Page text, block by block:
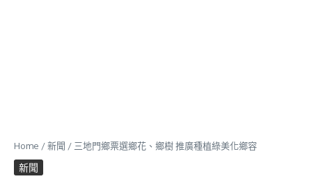
Home /新聞 / 三地門鄉票選鄉花、鄉樹 推廣種植綠美化鄉容
新聞